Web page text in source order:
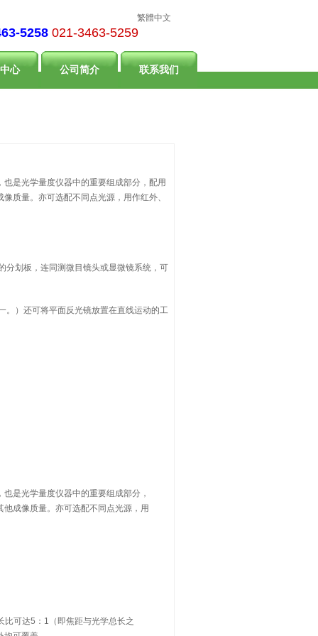
繁體中文
5258 021-3463-5259
心 公司简介 联系我们
是光学量度仪器中的重要组成部分，配用
质量。亦可选配不同点光源，用作红外、
分划板，连同测微目镜头或显微镜系统，可
。）还可将平面反光镜放置在直线运动的工
是光学量度仪器中的重要组成部分，
成像质量。亦可选配不同点光源，用
可达5：1（即焦距与光学总长之